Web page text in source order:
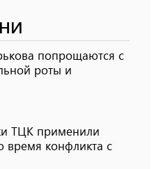
попрощаются с
роты и
ТЦК применили
время конфликта с